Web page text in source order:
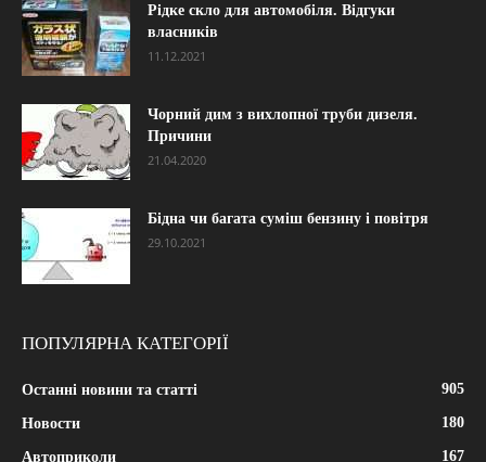
Рідке скло для автомобіля. Відгуки
власників
11.12.2021
Чорний дим з вихлопної труби дизеля.
Причини
21.04.2020
Бідна чи багата суміш бензину і повітря
29.10.2021
ПОПУЛЯРНА КАТЕГОРІЇ
Останні новини та статті 905
Новости 180
Автоприколи 167